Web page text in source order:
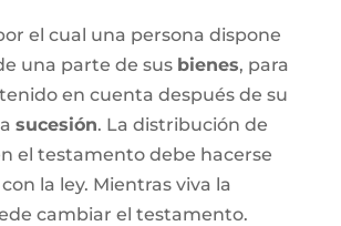
el cual una persona dispone
una parte de sus bienes, para
en cuenta después de su
sucesión. La distribución de
el testamento debe hacerse
la ley. Mientras viva la
cambiar el testamento.